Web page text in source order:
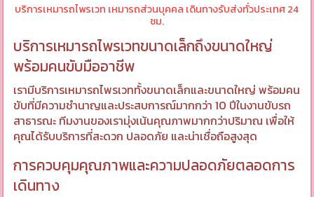
บริการเหมารถไพรเวท เหมารถส่วนบุคคล เดินทางรับส่งทั่วประเทศ 24
ชม.
บริการเหมารถไพรเวทขนาดเล็กถึงขนาดใหญ่
พร้อมคนขับมืออาชีพ
เรามีบริการเหมารถไพรเวททั้งขนาดเล็กและขนาดใหญ่ พร้อมคน
ขับที่มีความชำนาญและประสบการณ์มากกว่า 10 ปีในงานขับรถ
สาธารณะ ทีมงานของเรามุ่งเน้นคุณภาพมากกว่าปริมาณ เพื่อให้
คุณได้รับบริการที่สะดวก ปลอดภัย และน่าเชื่อถือสูงสุด
การควบคุมคุณภาพและความปลอดภัยตลอดการ
เดินทาง